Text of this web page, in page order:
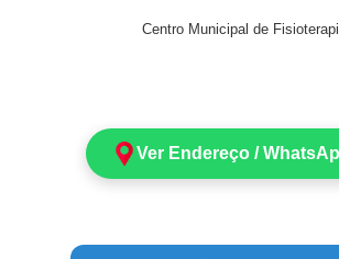
Centro Municipal de
Ver Endereço /